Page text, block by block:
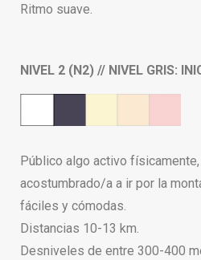
Ritmo suave.
NIVEL 2 (N2) // NIVEL GRIS:
Público algo activo
acostumbrado/a a ir por la
fáciles y cómodas.
Distancias 10-13 km.
Desniveles de entre 300-400